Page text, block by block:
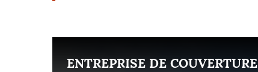
ENTREPRISE DE COUVERTURE